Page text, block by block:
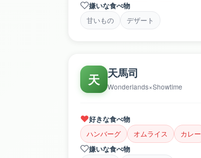
嫌いな食べ物
甘いもの
デザート
天 天馬司
Wonderlands×Showtime
好きな食べ物
ハンバーグ
オムライス
カレー
嫌いな食べ物